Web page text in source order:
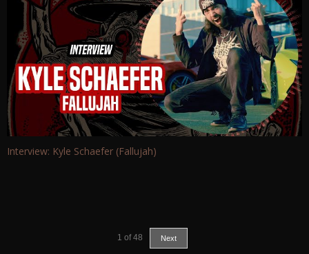
Interview: Kyle Schaefer (Fallujah)
1 of 48 Next